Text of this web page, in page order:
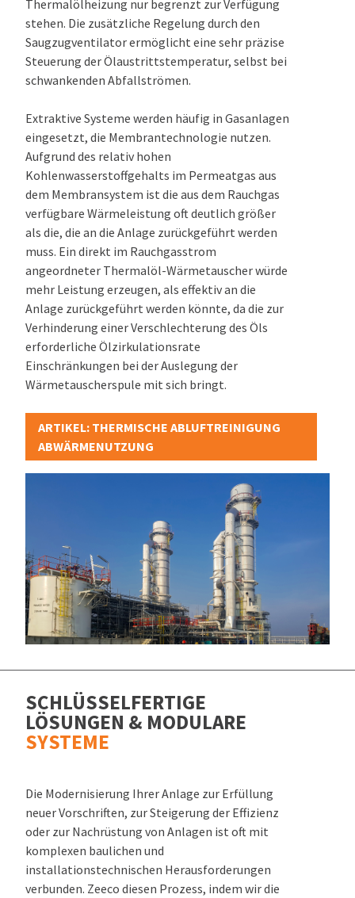
Thermalölheizung nur begrenzt zur Verfügung
stehen. Die zusätzliche Regelung durch den
Saugzugventilator ermöglicht eine sehr präzise
Steuerung der Ölaustrittstemperatur, selbst bei
schwankenden Abfallströmen.
Extraktive Systeme werden häufig in Gasanlagen
eingesetzt, die Membrantechnologie nutzen.
Aufgrund des relativ hohen
Kohlenwasserstoffgehalts im Permeatgas aus
dem Membransystem ist die aus dem Rauchgas
verfügbare Wärmeleistung oft deutlich größer
als die, die an die Anlage zurückgeführt werden
muss. Ein direkt im Rauchgasstrom
angeordneter Thermalöl-Wärmetauscher würde
mehr Leistung erzeugen, als effektiv an die
Anlage zurückgeführt werden könnte, da die zur
Verhinderung einer Verschlechterung des Öls
erforderliche Ölzirkulationsrate
Einschränkungen bei der Auslegung der
Wärmetauscherspule mit sich bringt.
ARTIKEL: THERMISCHE ABLUFTREINIGUNG
ABWÄRMENUTZUNG
SCHLÜSSELFERTIGE
LÖSUNGEN & MODULARE
SYSTEME
Die Modernisierung Ihrer Anlage zur Erfüllung
neuer Vorschriften, zur Steigerung der Effizienz
oder zur Nachrüstung von Anlagen ist oft mit
komplexen baulichen und
installationstechnischen Herausforderungen
verbunden. Zeeco diesen Prozess, indem wir die